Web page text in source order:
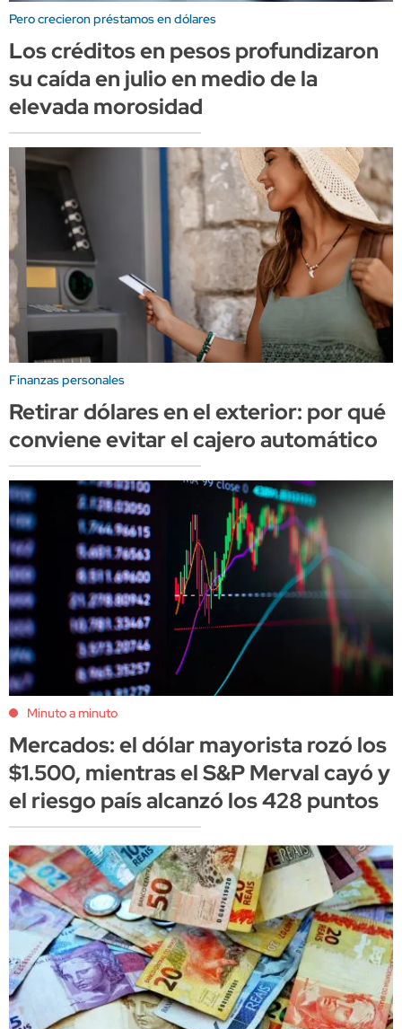
Pero crecieron préstamos en dólares
Los créditos en pesos profundizaron
su caída en julio en medio de la
elevada morosidad
Finanzas personales
Retirar dólares en el exterior: por qué
conviene evitar el cajero automático
Minuto a minuto
Mercados: el dólar mayorista rozó los
$1.500, mientras el S&P Merval cayó y
el riesgo país alcanzó los 428 puntos